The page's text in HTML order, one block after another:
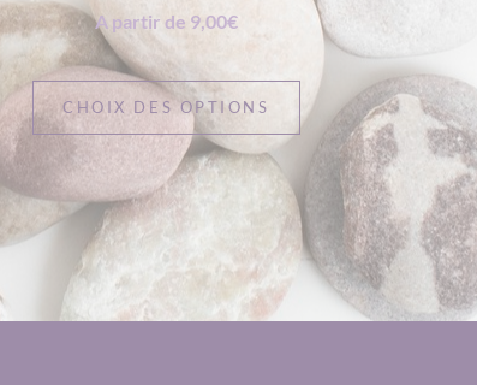
A partir de 9,00€
CHOIX DES OPTIONS